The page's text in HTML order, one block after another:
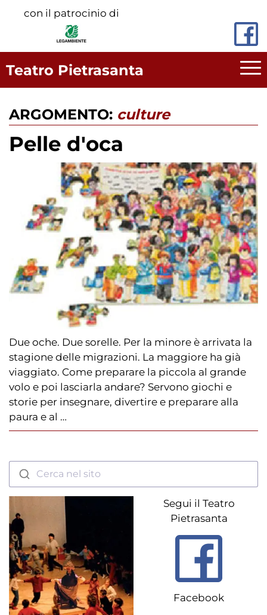
con il patrocinio di
Teatro Pietrasanta
ARGOMENTO: culture
Pelle d'oca
Due oche. Due sorelle. Per la minore è arrivata la
stagione delle migrazioni. La maggiore ha già
viaggiato. Come preparare la piccola al grande
volo e poi lasciarla andare? Servono giochi e
storie per insegnare, divertire e preparare alla
paura e al …
Cerca nel sito
Segui il Teatro
Pietrasanta
Facebook